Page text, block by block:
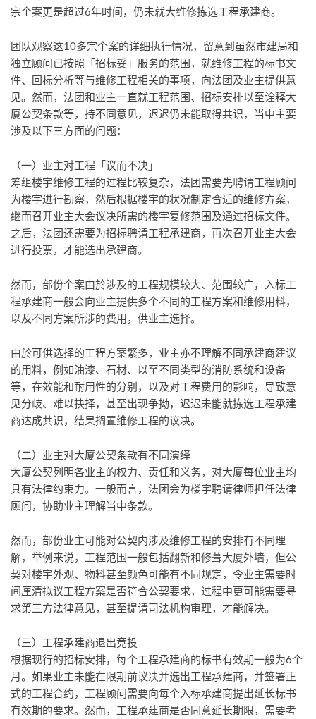
宗个案更是超过6年时间，仍未就大维修拣选工程承建商。
团队观察这10多宗个案的详细执行情况，留意到虽然市建局和
独立顾问已按照「招标妥」服务的范围，就维修工程的标书文
件、回标分析等与维修工程相关的事项，向法团及业主提供意
见。然而，法团和业主一直就工程范围、招标安排以至诠释大
厦公契条款等，持不同意见，迟迟仍未能取得共识，当中主要
涉及以下三方面的问题：
（一）业主对工程「议而不决」
筹组楼宇维修工程的过程比较复杂，法团需要先聘请工程顾问
为楼宇进行勘察，然后根据楼宇的状况制定合适的维修方案，
继而召开业主大会议决所需的楼宇复修范围及通过招标文件。
之后，法团还需要为招标聘请工程承建商，再次召开业主大会
进行投票，才能选出承建商。
然而，部份个案由於涉及的工程规模较大、范围较广，入标工
程承建商一般会向业主提供多个不同的工程方案和维修用料，
以及不同方案所涉的费用，供业主选择。
由於可供选择的工程方案繁多，业主亦不理解不同承建商建议
的用料，例如油漆、石材、以至不同类型的消防系统和设备
等，在效能和耐用性的分别，以及对工程费用的影响，导致意
见分歧、难以抉择，甚至出现争拗，迟迟未能就拣选工程承建
商达成共识，结果搁置维修工程的议决。
（二）业主对大厦公契条款有不同演绎
大厦公契列明各业主的权力、责任和义务，对大厦每位业主均
具有法律约束力。一般而言，法团会为楼宇聘请律师担任法律
顾问，协助业主理解当中条款。
然而，部份业主可能对公契内涉及维修工程的安排有不同理
解，举例来说，工程范围一般包括翻新和修葺大厦外墙，但公
契对楼宇外观、物料甚至颜色可能有不同规定，令业主需要时
间厘清拟议工程方案是否符合公契要求，过程中更可能需要寻
求第三方法律意见，甚至提请司法机构审理，才能解决。
（三）工程承建商退出竞投
根据现行的招标安排，每个工程承建商的标书有效期一般为6个
月。如果业主未能在限期前议决并选出工程承建商，并签署正
式的工程合约，工程顾问需要向每个入标承建商提出延长标书
有效期的要求。然而，工程承建商是否同意延长期限，需要考